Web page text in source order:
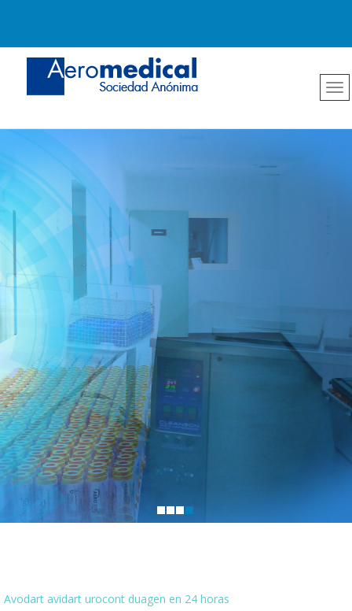
Avodart avidart urocont duagen en 24 horas